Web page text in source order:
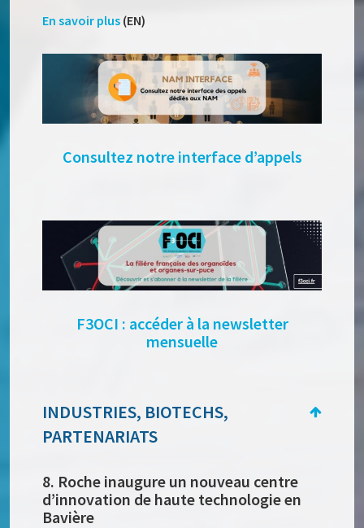
En savoir plus (EN)
Consultez notre interface d’appels
F3OCI : accéder à la newsletter
mensuelle
INDUSTRIES, BIOTECHS,
PARTENARIATS
8. Roche inaugure un nouveau centre
d’innovation de haute technologie en
Bavière